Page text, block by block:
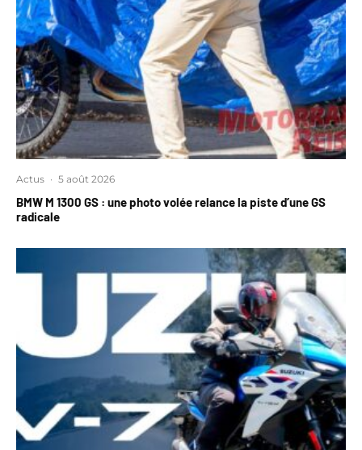
Actus · 5 août 2026
BMW M 1300 GS : une photo volée relance la piste d’une GS
radicale